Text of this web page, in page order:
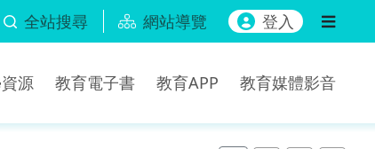
全站搜尋 網站導覽 登入
源 教育電子書 教育APP 教育媒體影音